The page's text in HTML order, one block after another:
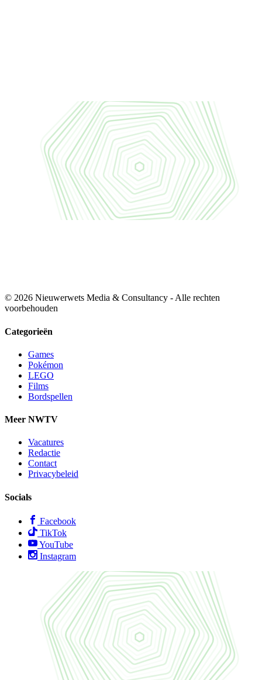
© 2026 Nieuwerwets Media & Consultancy - Alle rechten
voorbehouden
Categorieën
Games
Pokémon
LEGO
Films
Bordspellen
Meer NWTV
Vacatures
Redactie
Contact
Privacybeleid
Socials
Facebook
TikTok
YouTube
Instagram